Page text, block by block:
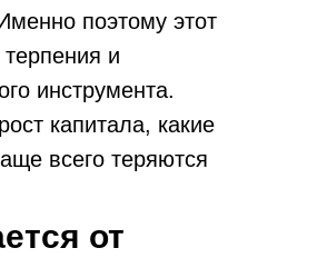
поэтому этот
и
инструмента.
капитала, какие
всего теряются
от